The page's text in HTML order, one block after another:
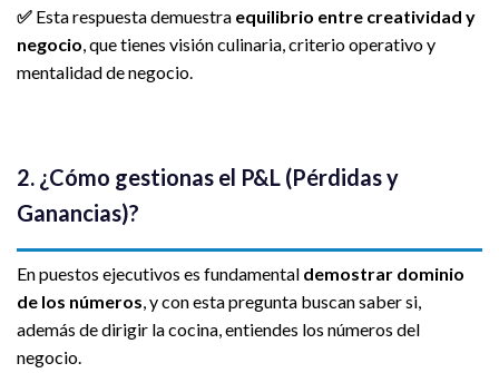
✅ Esta respuesta demuestra equilibrio entre creatividad y
negocio, que tienes visión culinaria, criterio operativo y
mentalidad de negocio.
2. ¿Cómo gestionas el P&L (Pérdidas y
Ganancias)?
En puestos ejecutivos es fundamental demostrar dominio
de los números , y con esta pregunta buscan saber si,
además de dirigir la cocina, entiendes los números del
negocio.